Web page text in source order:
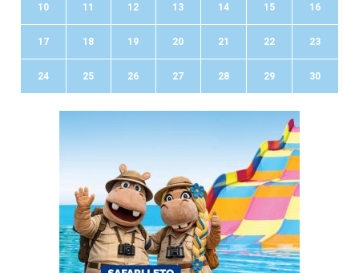
10 11 12 13 14 15 16
17 18 19 20 21 22 23
24 25 26 27 28 29 30